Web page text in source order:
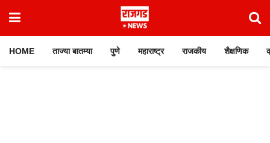
HOME ताज्या बातम्या पुणे महाराष्ट्र राजकीय शैक्षणिक